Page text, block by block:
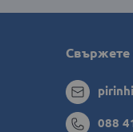
Свържете
088